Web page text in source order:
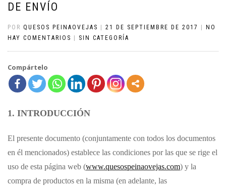
DE ENVÍO
POR QUESOS PEINAOVEJAS 21 DE SEPTIEMBRE DE 2017
NO
HAY COMENTARIOS
SIN CATEGORÍA
Compártelo
1. INTRODUCCIÓN
El presente documento (conjuntamente con todos los documentos
en él mencionados) establece las condiciones por las que se rige el
uso de esta página web (www.quesospeinaovejas.com) y la
compra de productos en la misma (en adelante, las